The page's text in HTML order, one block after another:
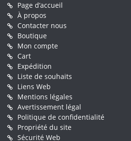
Page d’accueil
À propos
Contacter nous
Boutique
Mon compte
Cart
Expédition
Liste de souhaits
Liens Web
Mentions légales
Avertissement légal
Politique de confidentialité
Propriété du site
Sécurité Web